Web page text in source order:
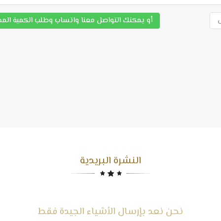
أو يمكنك التواصل معنا واتساب وطلب الكمية
النشرة البريدية
نحن نعد بإرسال الأشياء الجيدة فقط